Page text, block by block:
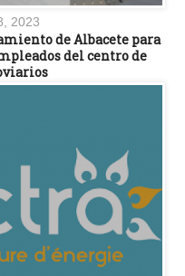
2023
de Albacete para
del centro de